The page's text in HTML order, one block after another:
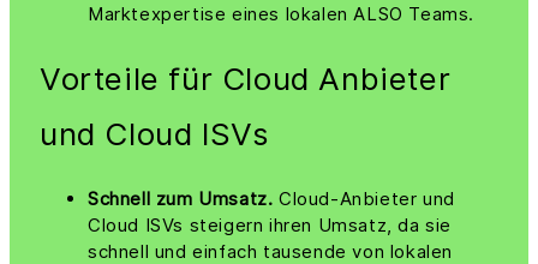
Marktexpertise eines lokalen ALSO Teams.
Vorteile für Cloud Anbieter
und Cloud ISVs
Schnell zum Umsatz. Cloud-Anbieter und
Cloud ISVs steigern ihren Umsatz, da sie
schnell und einfach tausende von lokalen